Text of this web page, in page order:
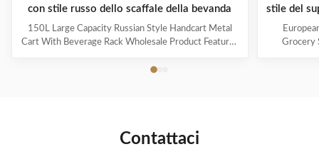
con stile russo dello scaffale della bevanda
150L Large Capacity Russian Style Handcart Metal
Cart With Beverage Rack Wholesale Product Features
which is high-quality and durable Europe and the
With a storage foundation, free up more space
stile del
Grocery
Contattaci